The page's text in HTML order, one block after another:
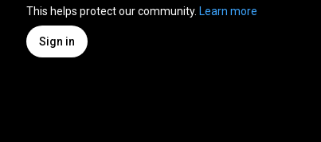
This helps protect our community. Learn more
Sign in